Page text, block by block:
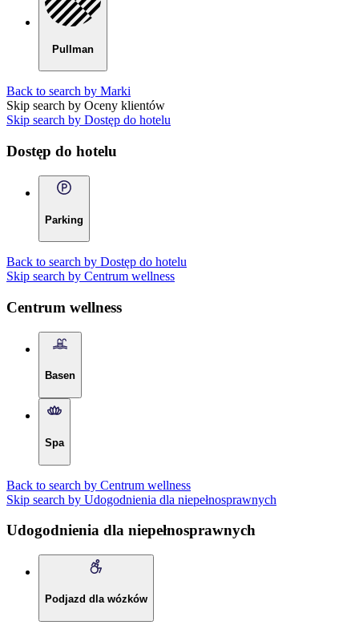
Pullman
Back to search by Marki
Skip search by Oceny klientów
Skip search by Dostęp do hotelu
Dostęp do hotelu
Parking
Back to search by Dostęp do hotelu
Skip search by Centrum wellness
Centrum wellness
Basen
Spa
Back to search by Centrum wellness
Skip search by Udogodnienia dla niepełnosprawnych
Udogodnienia dla niepełnosprawnych
Podjazd dla wózków